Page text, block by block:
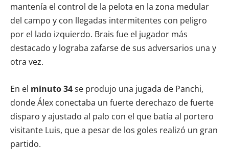
mantenía el control de la pelota en la zona medular
del campo y con llegadas intermitentes con peligro
por el lado izquierdo. Brais fue el jugador más
destacado y lograba zafarse de sus adversarios una y
otra vez.
En el minuto 34se produjo una jugada de Panchi,
donde Álex conectaba un fuerte derechazo de fuerte
disparo y ajustado al palo con el que batía al portero
visitante Luis, que a pesar de los goles realizó un gran
partido.